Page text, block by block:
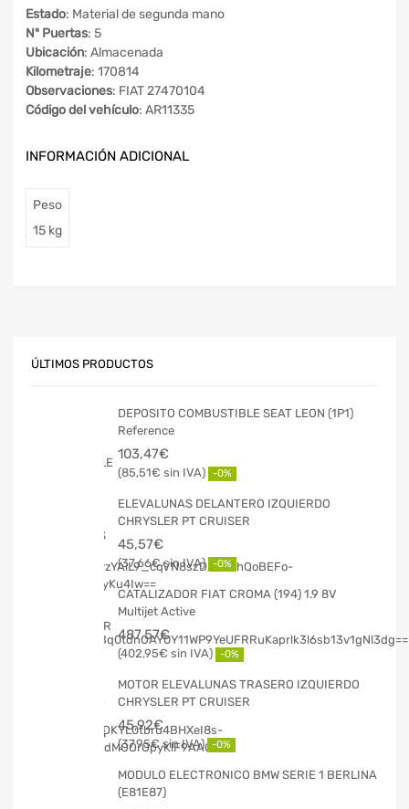
Estado: Material de segunda mano
Nº Puertas: 5
Ubicación: Almacenada
Kilometraje: 170814
Observaciones: FIAT 27470104
Código del vehículo: AR11335
INFORMACIÓN ADICIONAL
Peso
15 kg
ÚLTIMOS PRODUCTOS
DEPOSITO COMBUSTIBLE SEAT LEON (1P1)
Reference
103,47€
85,51€ -0%
ELEVALUNAS DELANTERO IZQUIERDO
CHRYSLER PT CRUISER
45,57€
37,66€ -0%
CATALIZADOR FIAT CROMA (194) 1.9 8V
Multijet Active
487,57€
402,95€ -0%
MOTOR ELEVALUNAS TRASERO IZQUIERDO
CHRYSLER PT CRUISER
45,92€
37,95€ -0%
MODULO ELECTRONICO BMW SERIE 1 BERLINA
(E81E87)